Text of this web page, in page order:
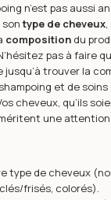
n’est pas aussi
sontype de cheveux,
compositiondu
pas à faire
trouver la
et de
cheveux, qu’ils
une
type de cheveux
frisés, colorés).